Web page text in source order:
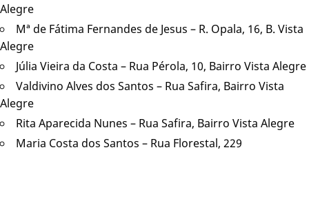
Alegre
Mª de Fátima Fernandes de Jesus – R. Opala, 16, B. Vista
Alegre
Júlia Vieira da Costa – Rua Pérola, 10, Bairro Vista Alegre
Valdivino Alves dos Santos – Rua Safira, Bairro Vista
Alegre
Rita Aparecida Nunes – Rua Safira, Bairro Vista Alegre
Maria Costa dos Santos – Rua Florestal, 229